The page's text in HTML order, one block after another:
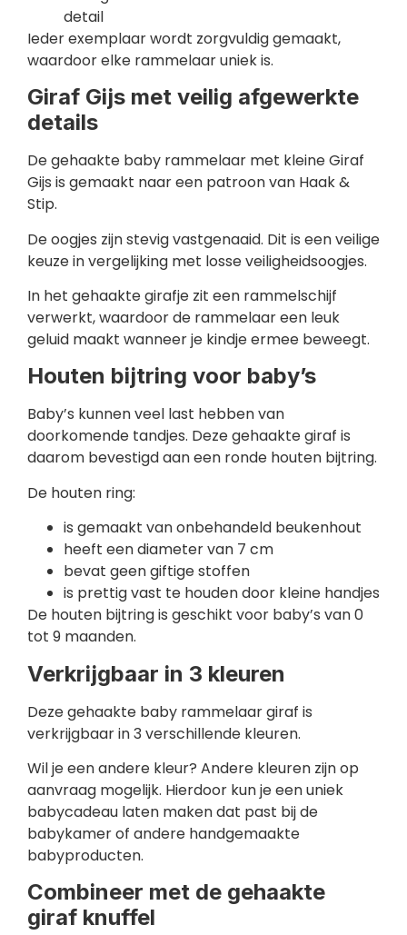
detail
Ieder exemplaar wordt zorgvuldig gemaakt,
waardoor elke rammelaar uniek is.
Giraf Gijs met veilig afgewerkte
details
De gehaakte baby rammelaar met kleine Giraf
Gijs is gemaakt naar een patroon van Haak &
Stip.
De oogjes zijn stevig vastgenaaid. Dit is een veilige
keuze in vergelijking met losse veiligheidsoogjes.
In het gehaakte girafje zit een rammelschijf
verwerkt, waardoor de rammelaar een leuk
geluid maakt wanneer je kindje ermee beweegt.
Houten bijtring voor baby’s
Baby’s kunnen veel last hebben van
doorkomende tandjes. Deze gehaakte giraf is
daarom bevestigd aan een ronde houten bijtring.
De houten ring:
is gemaakt van onbehandeld beukenhout
heeft een diameter van 7 cm
bevat geen giftige stoffen
is prettig vast te houden door kleine handjes
De houten bijtring is geschikt voor baby’s van 0
tot 9 maanden.
Verkrijgbaar in 3 kleuren
Deze gehaakte baby rammelaar giraf is
verkrijgbaar in 3 verschillende kleuren.
Wil je een andere kleur? Andere kleuren zijn op
aanvraag mogelijk. Hierdoor kun je een uniek
babycadeau laten maken dat past bij de
babykamer of andere handgemaakte
babyproducten.
Combineer met de gehaakte
giraf knuffel